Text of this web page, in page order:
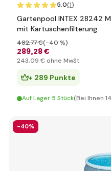
5.0(1)
Gartenpool INTEX 28242
mit Kartuschenfilterung
289,28 €
482,77 €(-40 %)
243,09 € ohne MwSt
+ 289 Punkte
Auf Lager 5 Stück(Bei Ihnen
-40%